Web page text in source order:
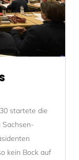
startete die
Sachsen-
kein Bock auf